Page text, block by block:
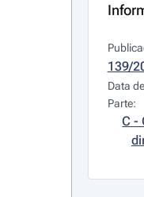
139/
Data
Parte:
C -